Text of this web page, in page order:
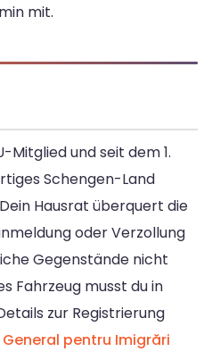
mit.
Mitglied und seit dem 1.
Schengen-Land
Hausrat überquert die
oder Verzollung
Gegenstände nicht
Fahrzeug musst du in
zur Registrierung
pentru Imigrări